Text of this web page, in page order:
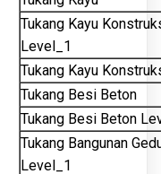
Tukang Kayu
Level_1
Tukang Kayu
Tukang Besi Beton
Tukang Besi Beton
Tukang Bangunan
Level_1